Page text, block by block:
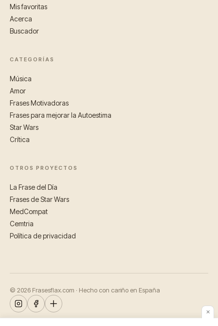
Mis favoritas
Acerca
Buscador
CATEGORÍAS
Música
Amor
Frases Motivadoras
Frases para mejorar la Autoestima
Star Wars
Crítica
OTROS PROYECTOS
La Frase del Día
Frases de Star Wars
MedCompat
Cemtria
Política de privacidad
© 2026 Frasesflax.com · Hecho con cariño en España
✕